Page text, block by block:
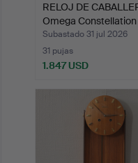
RELOJ DE
Omega
Subastado 31 jul 2026
31 pujas
1.847 USD